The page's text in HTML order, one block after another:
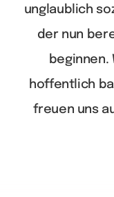
unglaublich
der nun
beginnen.
hoffentlich
freuen uns